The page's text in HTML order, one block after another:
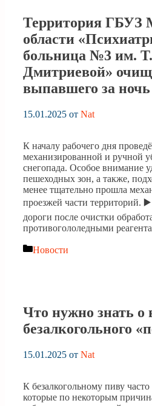
Территория ГБУЗ
области
больница №3 им.
Дмитриевой»
выпавшего за ночь
15.01.2025 от Nat
К началу рабочего дня
механизированной и ручной
снегопада. Особое внимание
пешеходных зон, а также,
менее тщательно прошла
проезжей части территорий.
дороги после очистки
противогололедными
Рубрики
Новости
Что нужно знать о
безалкогольного
15.01.2025 от Nat
К безалкогольному пиву
которые по некоторым